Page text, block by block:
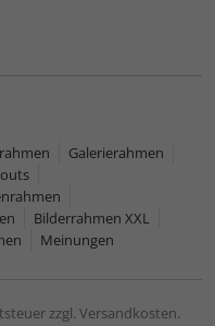
Galerierahmen
Bilderrahmen XXL
Meinungen
zzgl. Versandkosten.